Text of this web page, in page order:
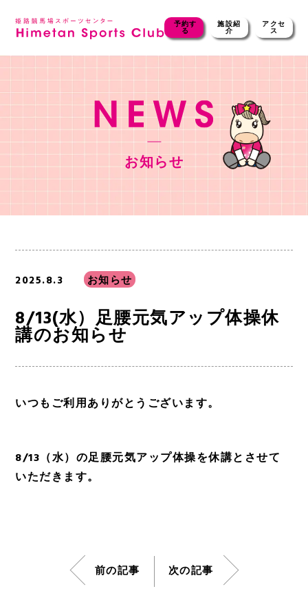
予約す
る
施設紹
介
アクセ
ス
お知らせ
2025.8.3 お知らせ
8/13(水）足腰元気アップ体操休
講のお知らせ
いつもご利用ありがとうございます。
8/13（水）の足腰元気アップ体操を休講とさせて
いただきます。
前の記事 次の記事